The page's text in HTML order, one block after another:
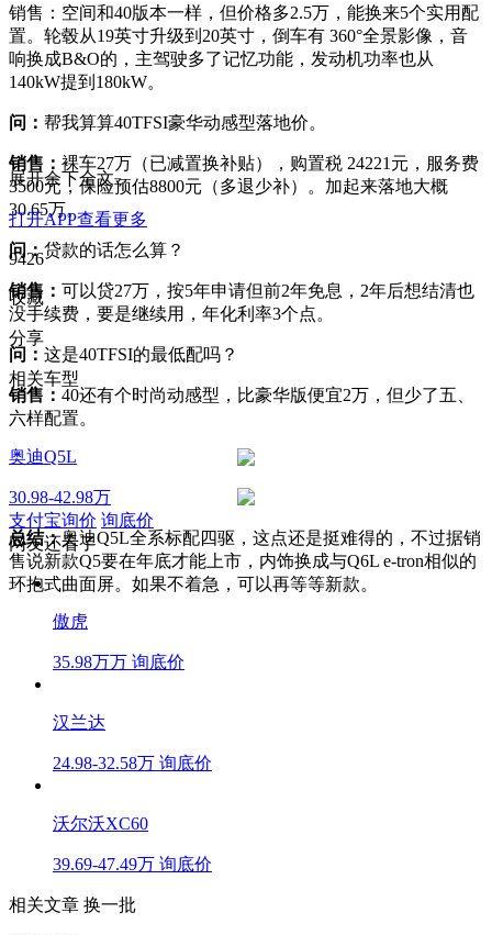
销售：空间和40版本一样，但价格多2.5万，能换来5个实用配
置。轮毂从19英寸升级到20英寸，倒车有 360°全景影像，音
响换成B&O的，主驾驶多了记忆功能，发动机功率也从
140kW提到180kW。
问： 帮我算算40TFSI豪华动感型落地价。
销售： 裸车27万（已减置换补贴），购置税 24221元，服务费
3500元，保险预估8800元（多退少补）。加起来落地大概
30.65万。
问：贷款的话怎么算？
销售： 可以贷27万，按5年申请但前2年免息，2年后想结清也
没手续费，要是继续用，年化利率3个点。
问： 这是40TFSI的最低配吗？
销售： 40还有个时尚动感型，比豪华版便宜2万，但少了五、
六样配置。
总结：奥迪Q5L全系标配四驱，这点还是挺难得的，不过据销
售说新款Q5要在年底才能上市，内饰换成与Q6L e-tron相似的
环抱式曲面屏。如果不着急，可以再等等新款。
展开余下全文
打开APP查看更多
9426
收藏
分享
相关车型
奥迪Q5L
30.98-42.98万
支付宝询价 询底价
网友还看了
傲虎
35.98万万 询底价
汉兰达
24.98-32.58万 询底价
沃尔沃XC60
39.69-47.49万 询底价
相关文章 换一批